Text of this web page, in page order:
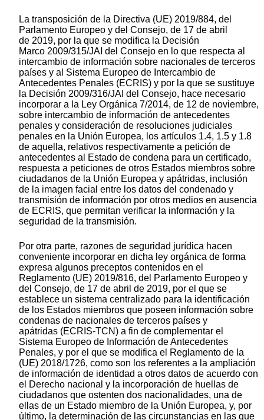
La transposición de la Directiva (UE) 2019/884, del
Parlamento Europeo y del Consejo, de 17 de abril
de 2019, por la que se modifica la Decisión
Marco 2009/315/JAI del Consejo en lo que respecta al
intercambio de información sobre nacionales de terceros
países y al Sistema Europeo de Intercambio de
Antecedentes Penales (ECRIS) y por la que se sustituye
la Decisión 2009/316/JAI del Consejo, hace necesario
incorporar a la Ley Orgánica 7/2014, de 12 de noviembre,
sobre intercambio de información de antecedentes
penales y consideración de resoluciones judiciales
penales en la Unión Europea, los artículos 1.4, 1.5 y 1.8
de aquella, relativos respectivamente a petición de
antecedentes al Estado de condena para un certificado,
respuesta a peticiones de otros Estados miembros sobre
ciudadanos de la Unión Europea y apátridas, inclusión
de la imagen facial entre los datos del condenado y
transmisión de información por otros medios en ausencia
de ECRIS, que permitan verificar la información y la
seguridad de la transmisión.
Por otra parte, razones de seguridad jurídica hacen
conveniente incorporar en dicha ley orgánica de forma
expresa algunos preceptos contenidos en el
Reglamento (UE) 2019/816, del Parlamento Europeo y
del Consejo, de 17 de abril de 2019, por el que se
establece un sistema centralizado para la identificación
de los Estados miembros que poseen información sobre
condenas de nacionales de terceros países y
apátridas (ECRIS-TCN) a fin de complementar el
Sistema Europeo de Información de Antecedentes
Penales, y por el que se modifica el Reglamento de la
(UE) 2018/1726, como son los referentes a la ampliación
de información de identidad a otros datos de acuerdo con
el Derecho nacional y la incorporación de huellas de
ciudadanos que ostenten dos nacionalidades, una de
ellas de un Estado miembro de la Unión Europea, y, por
último, la determinación de las circunstancias en las que